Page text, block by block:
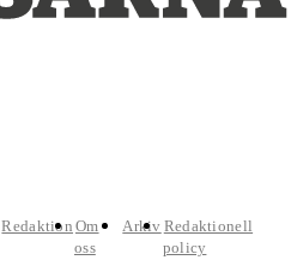
Redaktion Om
oss
Arkiv Redaktionell
policy